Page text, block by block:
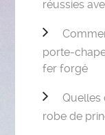
réussies
porte-
fer forgé
Quelles
robe de